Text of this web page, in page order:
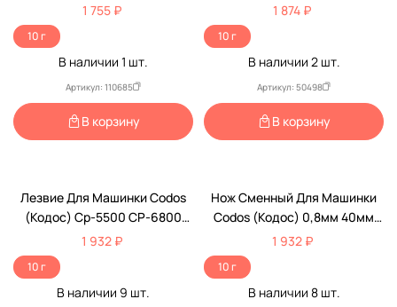
0060
1 755 ₽
10 г
В наличии 1 шт.
Артикул: 110685
В корзину
CP-9500/9100
1 874 ₽
10 г
В наличии 2шт.
Артикул: 50498
В корзину
Лезвие Для Машинки Codos
(Кодос) Ср-5500 CP-6800
KP-3000
1 932 ₽
10 г
В наличии 9 шт.
Нож Сменный Для Машинки
Codos (Кодос) 0,8мм 40мм
CP-3800/3880
1 932 ₽
10 г
В наличии 8шт.